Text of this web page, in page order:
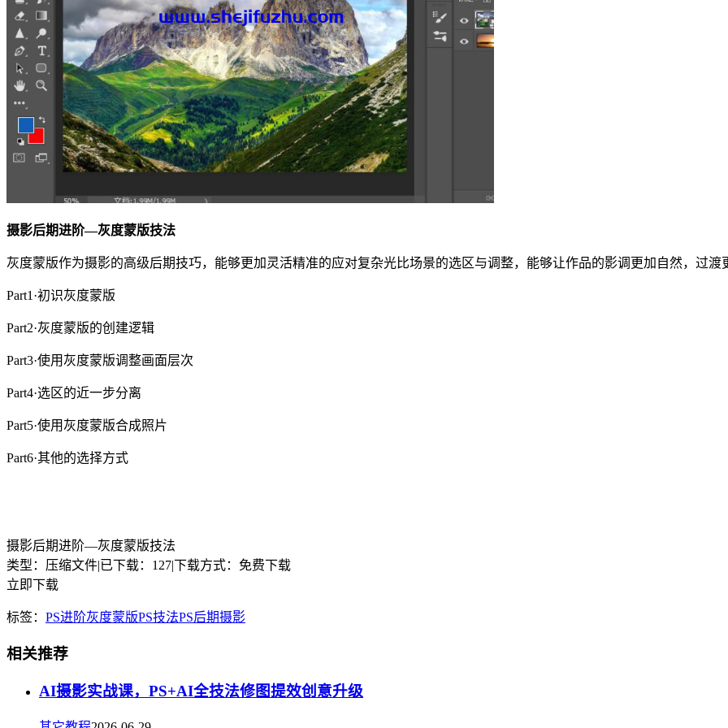
摄影后期进阶—灰度蒙版技法
灰度蒙版作为摄影的高级后期技巧，能够更加灵活精准的应对复杂光比场景的选区与调整，能够让作品的影调更加自然，过渡
Part1·初识灰度蒙版
Part2·灰度蒙版的创建逻辑
Part3·使用灰度蒙版调整画面层次
Part4·选区的近一步分离
Part5·使用灰度蒙版合成照片
Part6·其他的选择方式
摄影后期进阶—灰度蒙版技法
类型：压缩文件|已下载：127|下载方式：免费下载
立即下载
标签： PS进阶灰度蒙版PS技法PS后期摄影
相关推荐
AI摄影实战课，PS+AI全技法修图提效创意升级